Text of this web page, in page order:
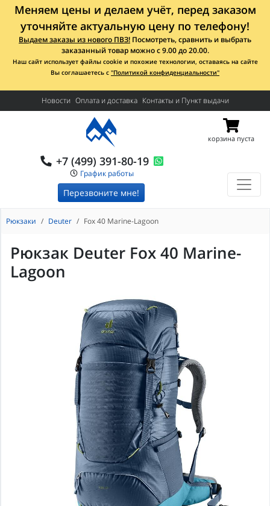
Меняем цены и делаем учёт, перед заказом
уточняйте актуальную цену по телефону!
Выдаем заказы из нового ПВЗ! Посмотреть, сравнить и выбрать
заказанный товар можно с 9.00 до 20.00.
Наш сайт использует файлы cookie и похожие технологии, оставаясь на сайте
Вы соглашаетесь с "Политикой конфиденциальности"
Новости Оплата и доставка Контакты и Пункт выдачи
+7 (499) 391-80-19
График работы
Перезвоните мне!
корзина пуста
Рюкзаки Deuter Fox 40 Marine-Lagoon
Рюкзак Deuter Fox 40 Marine-
Lagoon